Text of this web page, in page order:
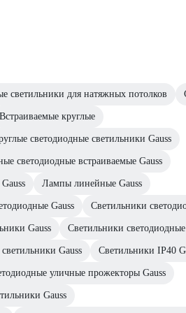
светильники для натяжных потолков
Встраиваемые круглые
светодиодные светильники Gauss
светодиодные встраиваемые Gauss
Лампы линейные Gauss
Gauss Светильники
Gauss Светильники
Gauss Светильники IP40
уличные прожекторы Gauss
Gauss